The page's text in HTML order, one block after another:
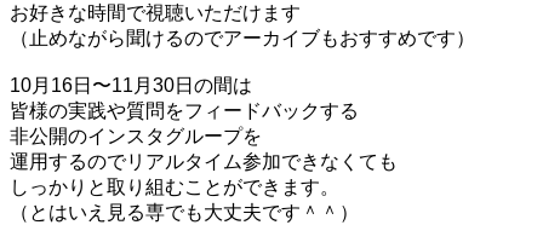
お好きな時間で視聴いただけます
（止めながら聞けるのでアーカイブもおすすめです）
10月16日〜11月30日の間は
皆様の実践や質問をフィードバックする
非公開のインスタグループを
運用するのでリアルタイム参加できなくても
しっかりと取り組むことができます。
（とはいえ見る専でも大丈夫です＾＾）